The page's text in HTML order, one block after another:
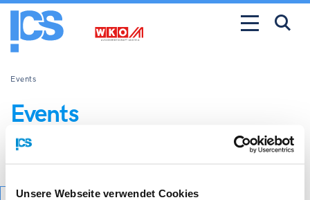
Unsere Webseite verwendet Cookies
Events
Events